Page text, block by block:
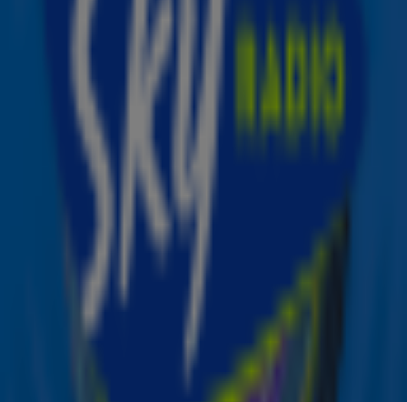
sterren staat? Lees het hieronder !
22 mei t/m 21 juni
Jouw Sky-song: Independent Woman – Destiny’s Child
Afgelopen maand kreeg je een behoorlijke tegenslag op
werk te verwerken. Laat je niet kisten en blijf positief. Je
bent sterk en onafhankelijk. Met jouw
Ontvang onze nieuwsbrief
de hoogte van alle leuke winacties en het laatste nieuws
over je favoriete Sky-artiesten.
Aanmelden
het laatste nieuws en aanbiedingen die wijzelf of in